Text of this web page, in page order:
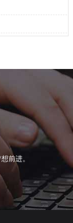
前进。